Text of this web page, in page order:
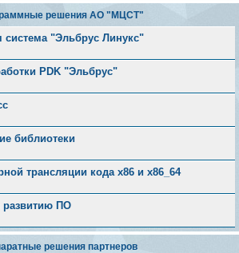
решения АО "МЦСТ"
система "Эльбрус Линукс"
PDK "Эльбрус"
библиотеки
трансляции кода х86 и х86_64
развитию ПО
решения партнеров